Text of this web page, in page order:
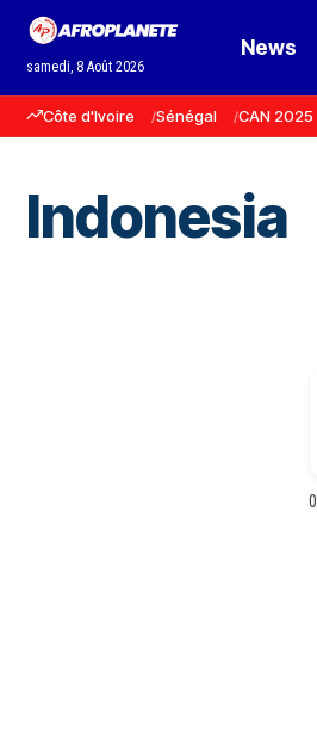
samedi, 8 Août 2026
News
Côte d'Ivoire Sénégal CAN 2025
Indonesia
0